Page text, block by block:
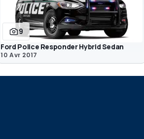
9
Ford Police Responder Hybrid Sedan
10 Avr 2017